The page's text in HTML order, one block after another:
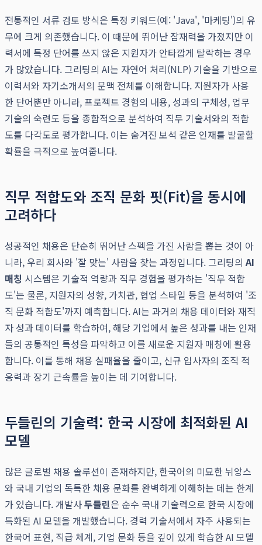
전통적인 서류 검토 방식은 특정 키워드(예: 'Java', '마케팅')의 유
무에 크게 의존했습니다. 이 때문에 뛰어난 잠재력을 가졌지만 이
력서에 특정 단어를 쓰지 않은 지원자가 안타깝게 탈락하는 경우
가 많았습니다. 그리팅의 AI는 자연어 처리(NLP) 기술을 기반으로
이력서와 자기소개서의 문맥 전체를 이해합니다. 지원자가 사용
한 단어뿐만 아니라, 프로젝트 경험의 내용, 성과의 구체성, 업무
기술의 숙련도 등을 종합적으로 분석하여 직무 기술서와의 적합
도를 다각도로 평가합니다. 이는 숨겨진 보석 같은 인재를 발굴할
확률을 극적으로 높여줍니다.
직무 적합도와 조직 문화 핏(Fit)을 동시에
고려하다
성공적인 채용은 단순히 뛰어난 스펙을 가진 사람을 뽑는 것이 아
니라, 우리 회사와 '잘 맞는' 사람을 찾는 과정입니다. 그리팅의AI
매칭 시스템은 기술적 역량과 직무 경험을 평가하는 '직무 적합
도'는 물론, 지원자의 성향, 가치관, 협업 스타일 등을 분석하여 '조
직 문화 적합도'까지 예측합니다. AI는 과거의 채용 데이터와 재직
자 성과 데이터를 학습하여, 해당 기업에서 높은 성과를 내는 인재
들의 공통적인 특성을 파악하고 이를 새로운 지원자 매칭에 활용
합니다. 이를 통해 채용 실패율을 줄이고, 신규 입사자의 조직 적
응력과 장기 근속률을 높이는 데 기여합니다.
두들린의 기술력: 한국 시장에 최적화된 AI
모델
많은 글로벌 채용 솔루션이 존재하지만, 한국어의 미묘한 뉘앙스
와 국내 기업의 독특한 채용 문화를 완벽하게 이해하는 데는 한계
가 있습니다. 개발사두들린은 순수 국내 기술력으로 한국 시장에
특화된 AI 모델을 개발했습니다. 경력 기술서에서 자주 사용되는
한국어 표현, 직급 체계, 기업 문화 등을 깊이 있게 학습한 AI 모델